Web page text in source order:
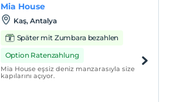
Mia House
Kaş, Antalya
Später mit Zumbara bezahlen
Option Ratenzahlung
Mia House eşsiz deniz manzarasıyla size
kapılarını açıyor.